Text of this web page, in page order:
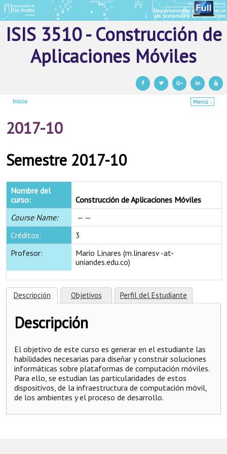
ISIS 3510 - Construcción de
Aplicaciones Móviles
Inicio
Menú ↓
2017-10
Semestre 2017-10
Nombre del
curso:
Construcción de Aplicaciones Móviles
Course Name:
— —
Créditos:
3
Profesor:
Mario Linares (m.linaresv -at-
uniandes.edu.co)
Descripción Objetivos Perfil del Estudiante
Descripción
El objetivo de este curso es generar en el estudiante las
habilidades necesarias para diseñar y construir soluciones
informáticas sobre plataformas de computación móviles.
Para ello, se estudian las particularidades de estos
dispositivos, de la infraestructura de computación móvil,
de los ambientes y el proceso de desarrollo.